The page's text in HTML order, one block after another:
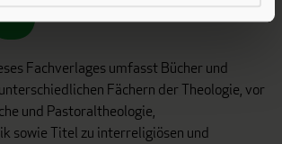
Fachverlages umfasst Bücher und
Fächern der Theologie, vor
und Pastoraltheologie,
sowie Titel zu interreligiösen und